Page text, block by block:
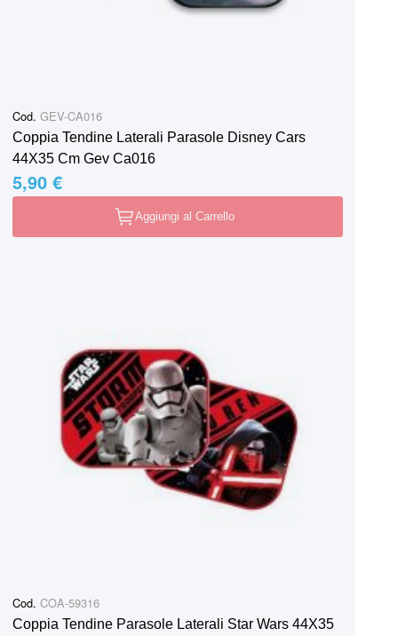
Cod. GEV-CA016
Coppia Tendine Laterali Parasole Disney Cars
44X35 Cm Gev Ca016
5,90 €
Aggiungi al Carrello
Cod. COA-59316
Coppia Tendine Parasole Laterali Star Wars 44X35